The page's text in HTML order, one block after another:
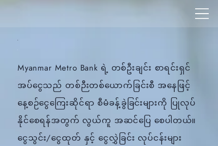
Myanmar Metro Bank ရဲ့ တစ်ဦးချင်း စာရင်းရှင်
အပ်ငွေသည် တစ်ဉီးတစ်ယောက်ခြင်းစီ အနေဖြင့်
နေ့စဉ်ငွေကြေးဆိုင်ရာ စီမံခန့်ခွဲခြင်းများကို ပြုလုပ်
နိုင်စေရန်အတွက် လွယ်ကူ အဆင်ပြေ စေပါတယ်။
ငွေသွင်း/ငွေထုတ် နှင့် ငွေလွှဲခြင်း လုပ်ငန်းများ